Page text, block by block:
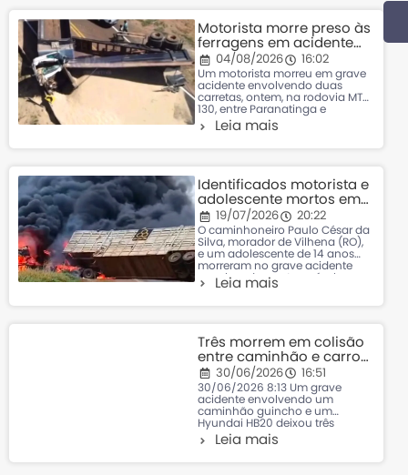
Motorista morre preso às
ferragens em acidente
entre carretas em
rodovia de Mato Grosso
04/08/2026 16:02
Um motorista morreu em grave
acidente envolvendo duas
carretas, ontem, na rodovia MT-
130, entre Paranatinga e
Primavera do Leste. A
identificação da vítima não foi
quando os policiais chegaram
ao local, encontraram um dos
condutores já sem vida, preso
às ferragens da cabine
Leia mais
Identificados motorista e
adolescente mortos em
colisão com carretas
que pegaram fogo em
MT
19/07/2026 20:22
O caminhoneiro Paulo César da
Silva, morador de Vilhena (RO),
e um adolescente de 14 anos
morreram no grave acidente
envolvendo quatro veículos,
ontem à tarde, no trecho da BR-
Lacerda. Paulo César conduzia
uma carreta que transportava
resíduos sólidos quando
ocorreu
Leia mais
Três morrem em colisão
entre caminhão e carro
em Mato Grosso; vítimas
identificadas
30/06/2026 16:51
30/06/2026 8:13 Um grave
acidente envolvendo um
caminhão guincho e um
Hyundai HB20 deixou três
pessoas mortas, esta manhã,
na MT-010, na Estrada da Guia,
Leia mais